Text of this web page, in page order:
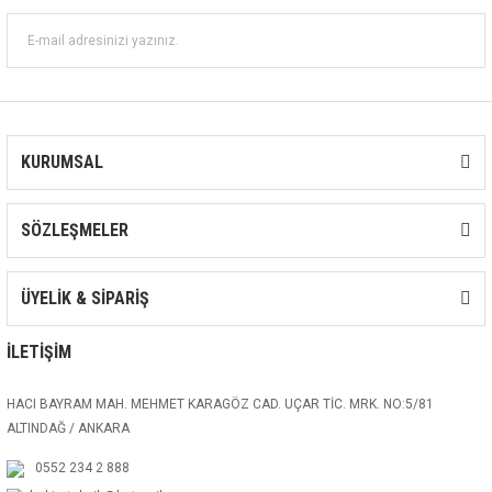
KURUMSAL
SÖZLEŞMELER
ÜYELİK & SİPARİŞ
İLETİŞİM
HACI BAYRAM MAH. MEHMET KARAGÖZ CAD. UÇAR TİC. MRK. NO:5/81
ALTINDAĞ / ANKARA
0552 234 2 888